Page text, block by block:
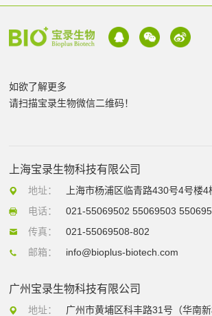
如欲了解更多
请扫描宝录生物微信二维码！
上海宝录生物科技有限公司
地址：
上海市杨浦区临青路430号4号楼4
电话：
021-55069502 55069503
传真：
021-55069508-802
邮箱：
info@bioplus-biotech.com
广州宝录生物科技有限公司
地址：
广州市黄埔区科丰路31号（华南